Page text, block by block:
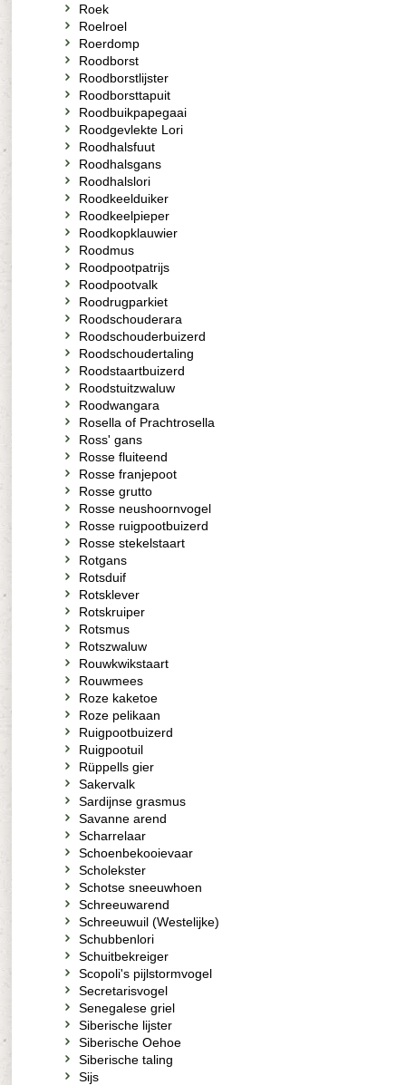
Roek
Roelroel
Roerdomp
Roodborst
Roodborstlijster
Roodborsttapuit
Roodbuikpapegaai
Roodgevlekte Lori
Roodhalsfuut
Roodhalsgans
Roodhalslori
Roodkeelduiker
Roodkeelpieper
Roodkopklauwier
Roodmus
Roodpootpatrijs
Roodpootvalk
Roodrugparkiet
Roodschouderara
Roodschouderbuizerd
Roodschoudertaling
Roodstaartbuizerd
Roodstuitzwaluw
Roodwangara
Rosella of Prachtrosella
Ross' gans
Rosse fluiteend
Rosse franjepoot
Rosse grutto
Rosse neushoornvogel
Rosse ruigpootbuizerd
Rosse stekelstaart
Rotgans
Rotsduif
Rotsklever
Rotskruiper
Rotsmus
Rotszwaluw
Rouwkwikstaart
Rouwmees
Roze kaketoe
Roze pelikaan
Ruigpootbuizerd
Ruigpootuil
Rüppells gier
Sakervalk
Sardijnse grasmus
Savanne arend
Scharrelaar
Schoenbekooievaar
Scholekster
Schotse sneeuwhoen
Schreeuwarend
Schreeuwuil (Westelijke)
Schubbenlori
Schuitbekreiger
Scopoli's pijlstormvogel
Secretarisvogel
Senegalese griel
Siberische lijster
Siberische Oehoe
Siberische taling
Sijs